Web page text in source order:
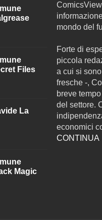
Files
La
Magic
mondo del
Forte di
piccola
a cui si
fresche -,
breve
del settore.
economici
CONTINUA